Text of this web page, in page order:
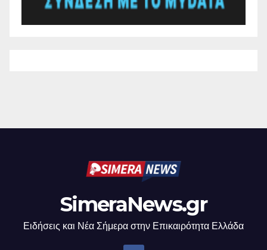
SimeraNews.gr
Ειδήσεις και Νέα Σήμερα στην Επικαιρότητα Ελλάδα